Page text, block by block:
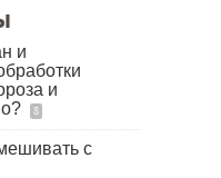
и
и
8
с